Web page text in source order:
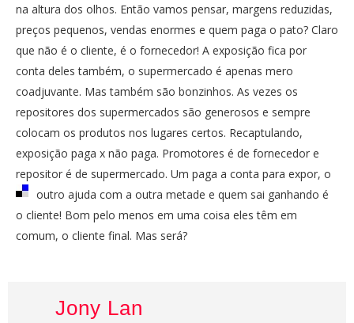
na altura dos olhos. Então vamos pensar, margens reduzidas,
preços pequenos, vendas enormes e quem paga o pato? Claro
que não é o cliente, é o fornecedor! A exposição fica por
conta deles também, o supermercado é apenas mero
coadjuvante. Mas também são bonzinhos. As vezes os
repositores dos supermercados são generosos e sempre
colocam os produtos nos lugares certos. Recaptulando,
exposição paga x não paga. Promotores é de fornecedor e
repositor é de supermercado. Um paga a conta para expor, o
outro ajuda com a outra metade e quem sai ganhando é
o cliente! Bom pelo menos em uma coisa eles têm em
comum, o cliente final. Mas será?
Jony Lan